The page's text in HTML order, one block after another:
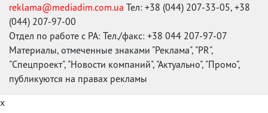
reklama@mediadim.com.ua Тел: +38 (044) 207-33-05, +38
(044) 207-97-00
Отдел по работе с РА: Тел./факс: +38 044 207-97-07
Материалы, отмеченные знаками "Реклама", "PR",
"Спецпроект", "Новости компаний", "Актуально", "Промо",
публикуются на правах рекламы
x